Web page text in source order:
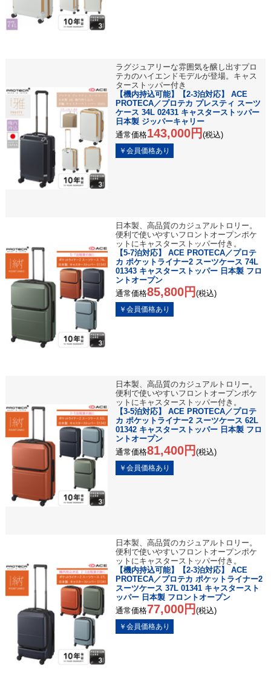
ラグジュアリーな雰囲気を醸し出すプロ
テカのハイエンドモデルが登場。キャス
ターストッパー付き
【機内持込可能】【2-3泊対応】 ACE
PROTECA／プロテカ プレスティ スーツ
ケース 34L 02431 キャスターストッパー
日本製 ジッパーキャリー
通常価格143,000円 (税込)
日本製、高品質のカジュアルトロリー。
便利で使いやすいフロントオープンポケ
ットにキャスターストッパー付き。
【5-7泊対応】 ACE PROTECA／プロテ
カ ポケットライナー2 スーツケース 74L
01343 キャスターストッパー 日本製 フロ
ントオープン
通常価格85,800円 (税込)
日本製、高品質のカジュアルトロリー。
便利で使いやすいフロントオープンポケ
ットにキャスターストッパー付き。
【3-5泊対応】 ACE PROTECA／プロテ
カ ポケットライナー2 スーツケース 62L
01342 キャスターストッパー 日本製 フロ
ントオープン
通常価格81,400円 (税込)
日本製、高品質のカジュアルトロリー。
便利で使いやすいフロントオープンポケ
ットにキャスターストッパー付き。
【機内持込可能】【2-3泊対応】 ACE
PROTECA／プロテカ ポケットライナー2
スーツケース 37L 01341 キャスタースト
ッパー 日本製 フロントオープン
通常価格77,000円 (税込)